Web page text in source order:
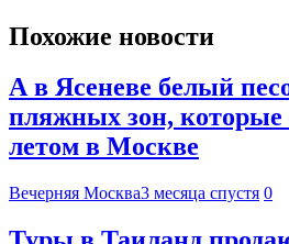
Похожие новости
А в Ясеневе белый
пляжных зон, которые
летом в Москве
Вечерняя Москва3 месяца спустя 0